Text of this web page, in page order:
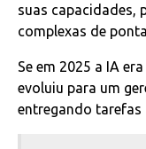
suas capacidades,
complexas de
Se em 2025 a IA
evoluiu para um
entregando tarefas